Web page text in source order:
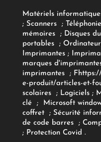
Matériels
; Scanners ; Téléphonie
mémoires
; Disques
portables
;
Imprimantes;
marques
imprimantes
; F
e-produit/articles-et-
scolaires; Logiciels ;
clé
; Microsoft
coffret ; Sécurité
de code barres
;
; Protection Covid .